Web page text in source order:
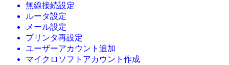
無線接続設定
ルータ設定
メール設定
プリンタ再設定
ユーザーアカウント追加
マイクロソフトアカウント作成